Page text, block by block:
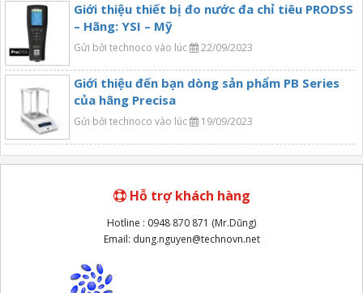
Giới thiệu thiết bị đo nước đa chỉ tiêu PRODSS
– Hãng: YSI – Mỹ
Gửi bởi technoco vào lúc 22/09/2023
Giới thiệu đến bạn dòng sản phẩm PB Series
của hãng Precisa
Gửi bởi technoco vào lúc 19/09/2023
Hỗ trợ khách hàng
Hotline : 0948 870 871 (Mr.Dũng)
Email: dung.nguyen@technovn.net